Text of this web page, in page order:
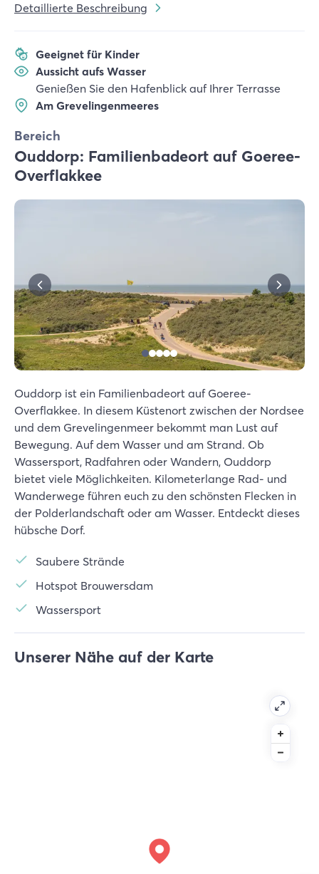
Detaillierte Beschreibung
Geeignet für Kinder
Aussicht aufs Wasser
Genießen Sie den Hafenblick auf Ihrer Terrasse
Am Grevelingenmeeres
Bereich
Ouddorp: Familienbadeort auf Goeree-
Overflakkee
Ouddorp ist ein Familienbadeort auf Goeree-
Overflakkee. In diesem Küstenort zwischen der Nordsee
und dem Grevelingenmeer bekommt man Lust auf
Bewegung. Auf dem Wasser und am Strand. Ob
Wassersport, Radfahren oder Wandern, Ouddorp
bietet viele Möglichkeiten. Kilometerlange Rad- und
Wanderwege führen euch zu den schönsten Flecken in
der Polderlandschaft oder am Wasser. Entdeckt dieses
hübsche Dorf.
Saubere Strände
Hotspot Brouwersdam
Wassersport
Unserer Nähe auf der Karte